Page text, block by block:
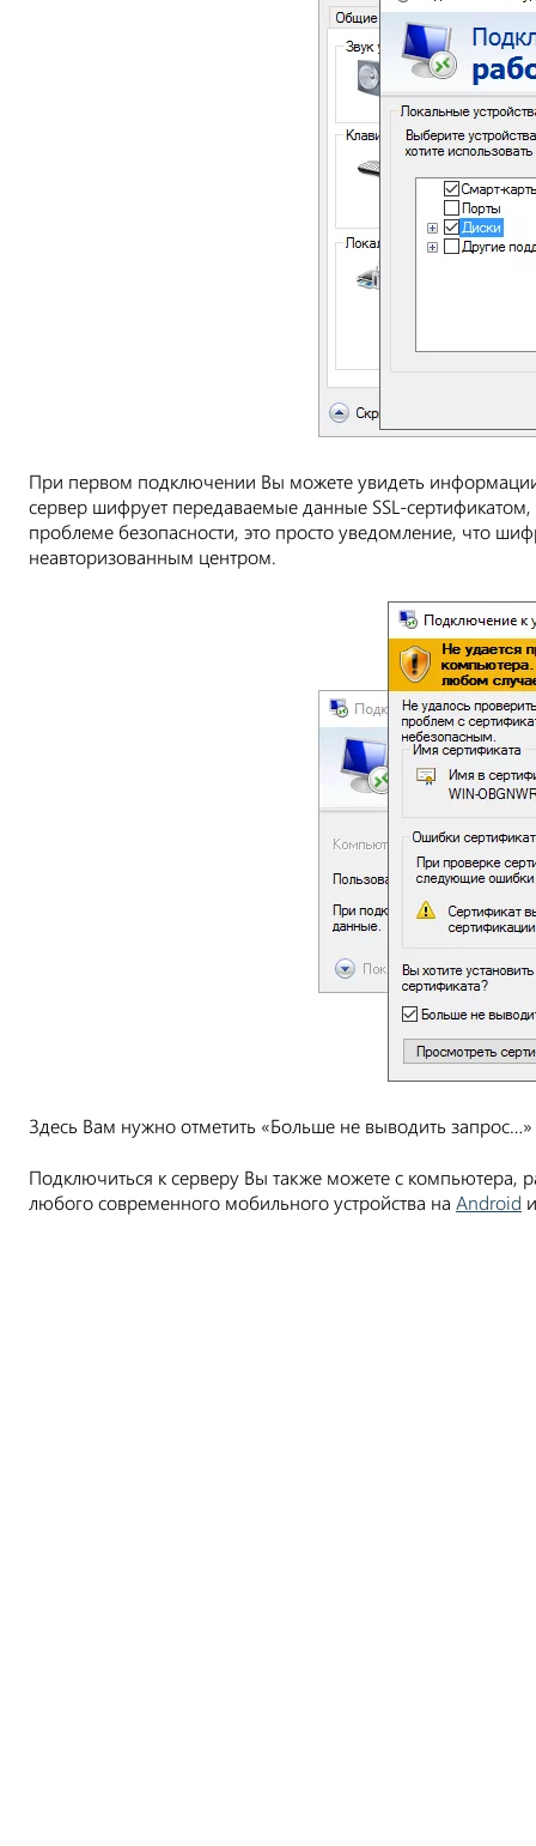
При первом подключении Вы можете увидеть информации
сервер шифрует передаваемые данные SSL-
проблеме безопасности, это просто уведомление, что
неавторизованным центром.
Здесь Вам нужно отметить «Больше не выводить
Подключиться к серверу Вы также можете с компьютера,
любого современного мобильного устройства на Android